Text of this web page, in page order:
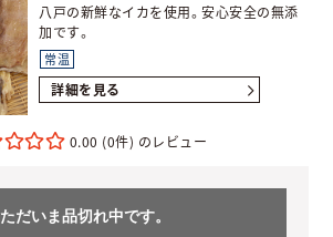
八戸の新鮮なイカを使用。安心安全の無添
加です。
常温
詳細を見る
0.00 (0件)
ただいま品切れ中です。